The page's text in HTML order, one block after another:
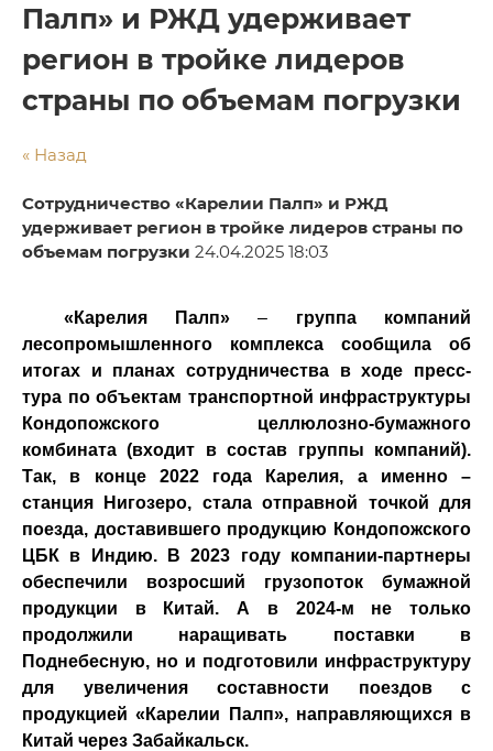
Палп» и РЖД удерживает
регион в тройке лидеров
страны по объемам погрузки
« Назад
Сотрудничество «Карелии Палп» и РЖД
удерживает регион в тройке лидеров страны по
объемам погрузки 24.04.2025 18:03
«Карелия Палп»– группа компаний
лесопромышленного комплекса сообщила об
итогах и планах сотрудничества в ходе пресс-
тура по объектам транспортной инфраструктуры
Кондопожского целлюлозно-бумажного
комбината (входит в состав группы компаний).
Так, в конце 2022 года Карелия, а именно –
станция Нигозеро, стала отправной точкой для
поезда, доставившего продукцию Кондопожского
ЦБК в Индию. В 2023 году компании-партнеры
обеспечили возросший грузопоток бумажной
продукции в Китай. А в 2024-м не только
продолжили наращивать поставки в
Поднебесную, но и подготовили инфраструктуру
для увеличения составности поездов с
продукцией «Карелии Палп», направляющихся в
Китай через Забайкальск.